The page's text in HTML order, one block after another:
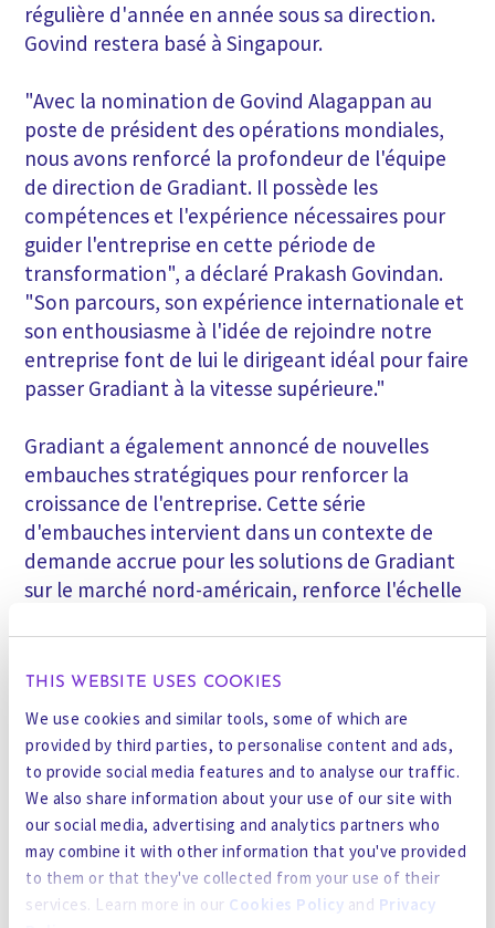
THIS WEBSITE USES COOKIES
We use cookies and similar tools, some of which are
provided by third parties, to personalise content and ads,
to provide social media features and to analyse our traffic.
We also share information about your use of our site with
our social media, advertising and analytics partners who
may combine it with other information that you've provided
to them or that they've collected from your use of their
services. Learn more in our Cookies Policy and Privacy
régulière d'année en année sous sa direction.
Govind restera basé à Singapour.
"Avec la nomination de Govind Alagappan au
poste de président des opérations mondiales,
nous avons renforcé la profondeur de l'équipe
de direction de Gradiant. Il possède les
compétences et l'expérience nécessaires pour
guider l'entreprise en cette période de
transformation", a déclaré Prakash Govindan.
"Son parcours, son expérience internationale et
son enthousiasme à l'idée de rejoindre notre
entreprise font de lui le dirigeant idéal pour faire
passer Gradiant à la vitesse supérieure."
Gradiant a également annoncé de nouvelles
embauches stratégiques pour renforcer la
croissance de l'entreprise. Cette série
d'embauches intervient dans un contexte de
demande accrue pour les solutions de Gradiant
sur le marché nord-américain, renforce l'échelle
solide en tant qu'employeur de choix.
Delph Mak, directeur principal de Gradiant
AI.Mme Delph vient de Xylem, une
entreprise mondiale de premier plan
spécialisée dans les technologies de l'eau,
où elle occupait le poste de directrice
principale de l'activité numérique. Elle a
également occupé des postes à